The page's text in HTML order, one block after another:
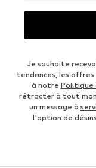
Je souhaite
tendances, les
à notre Politique
rétracter à tout
un message à
l'option de